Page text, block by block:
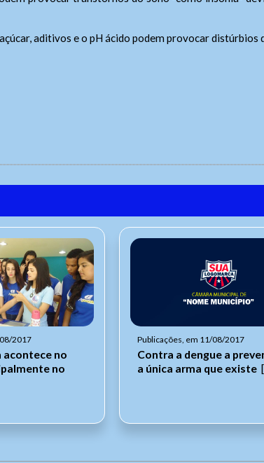
aditivos e o pH ácido podem provocar
2017
acontece no
no
Publicações, em 11/08/2017
Contra a dengue a
a única arma que existe